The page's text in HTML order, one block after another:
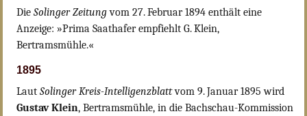
Die Solinger Zeitungvom 27. Februar 1894 enthält eine
Anzeige: »Prima Saathafer empfiehlt G. Klein,
Bertramsmühle.«
1895
Laut Solinger Kreis-Intelligenzblattvom 9. Januar 1895 wird
Gustav Klein, Bertramsmühle, in die Bachschau-Kommission